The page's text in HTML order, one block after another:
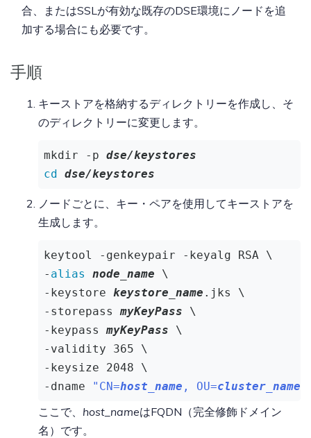
合、またはSSLが有効な既存のDSE環境にノードを追
加する場合にも必要です。
手順
キーストアを格納するディレクトリーを作成し、そ
のディレクトリーに変更します。
mkdir -p dse/keystores
cd dse/keystores
ノードごとに、キー・ペアを使用してキーストアを
生成します。
keytool -genkeypair -keyalg RSA \
- alias node_name \
-keystore keystore_name .jks \
-storepass myKeyPass \
-keypass myKeyPass \
-validity 365 \
-keysize 2048 \
-dname
"CN=host_name , OU=cluster_name
ここで、 host_nameはFQDN（完全修飾ドメイン
名）です。